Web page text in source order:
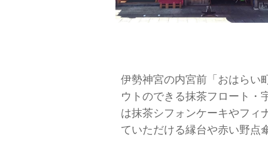
伊勢神宮の内宮前「おはらい
ウトのできる抹茶フロート・
は抹茶シフォンケーキやフィ
ていただける縁台や赤い野点